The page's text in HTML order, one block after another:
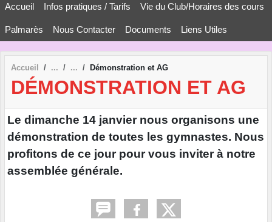
Accueil Infos pratiques / Tarifs Vie du Club/Horaires des cours
Palmarès Nous Contacter Documents Liens Utiles
Accueil Démonstration et AG
DÉMONSTRATION ET AG
Le dimanche 14 janvier nous organisons une
démonstration de toutes les gymnastes. Nous
profitons de ce jour pour vous inviter à notre
assemblée générale.